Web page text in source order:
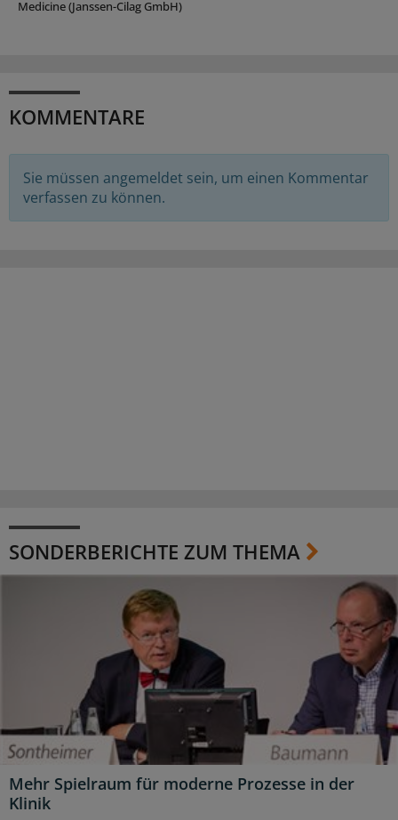
Medicine (Janssen-Cilag GmbH)
KOMMENTARE
Sie müssen angemeldet sein, um einen Kommentar
verfassen zu können.
SONDERBERICHTE ZUM THEMA
Mehr Spielraum für moderne Prozesse in der
Klinik